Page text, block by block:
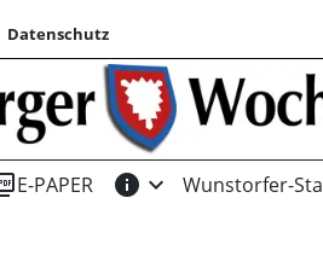
Datenschutz
E-PAPER info expand_more Wunstorfer-